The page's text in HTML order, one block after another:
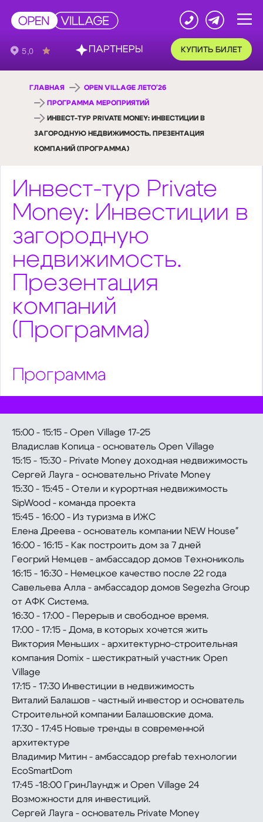
КУПИТЬ БИЛЕТ
ГЛАВНАЯ OPEN VILLAGE ЛЕТО'26
ПРОГРАММА МЕРОПРИЯТИЙ
ИНВЕСТ-ТУР PRIVATE MONEY: ИНВЕСТИЦИИ В
ЗАГОРОДНУЮ НЕДВИЖИМОСТЬ. ПРЕЗЕНТАЦИЯ
КОМПАНИЙ (ПРОГРАММА)
Инвест-тур Private
Money: Инвестиции в
загородную
недвижимость.
Презентация
компаний
(Программа)
Программа
15:00 - 15:15 - Open Village 17-25
Владислав Копица - основатель Open Village
15:15 - 15:30 - Private Money доходная недвижимость
Сергей Лауга - основательно Private Money
15:30 - 15:45 - Отели и курортная недвижимость
SipWood - команда проекта
15:45 - 16:00 - Из туризма в ИЖС
Елена Дреева - основатель компании NEW House"
16:00 - 16:15 - Как построить дом за 7 дней
Геогрий Немцев - амбассадор домов Технониколь
16:15 - 16:30 - Немецкoе качество после 22 года
Савельева Алла - амбассадор домов Segezha Group
от АФК Система.
16:30 - 17:00 - Перерыв и свободное время.
17:00 - 17:15 - Дома, в которых хочется жить
Виктория Меньших - архитектурно-строительная
компания Domix - шестикратный участник Open
Village
17:15 - 17:30 Инвестиции в недвижимость
Виталий Балашов - частный инвестор и основатель
Строительной компании Балашовские дома.
17:30 - 17:45 Новые тренды в современной
архитектуре
Владимир Митин - амбассадор prefab технологии
EcoSmartDom
17:45 -18:00 ГринЛаундж и Open Village 24
Возможности для инвестиций.
Сергей Лауга - основатель Private Money